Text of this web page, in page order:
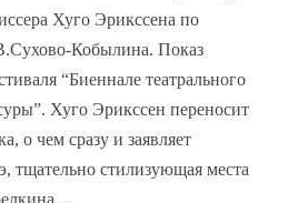
Хуго Эрикссена по
Кобылина. Показ
“Биеннале театрального
Хуго Эрикссен переносит
о чем сразу и заявляет
тщательно стилизующая места